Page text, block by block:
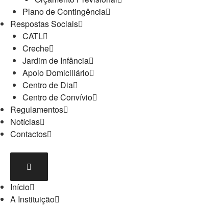
Plano de Contingência
Respostas Sociais
CATL
Creche
Jardim de Infância
Apoio Domiciliário
Centro de Dia
Centro de Convívio
Regulamentos
Notícias
Contactos
Início
A Instituição